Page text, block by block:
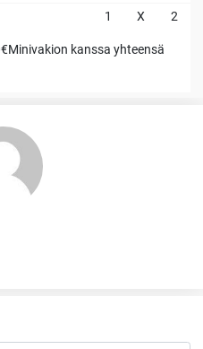
1 X 2
kanssa yhteensä